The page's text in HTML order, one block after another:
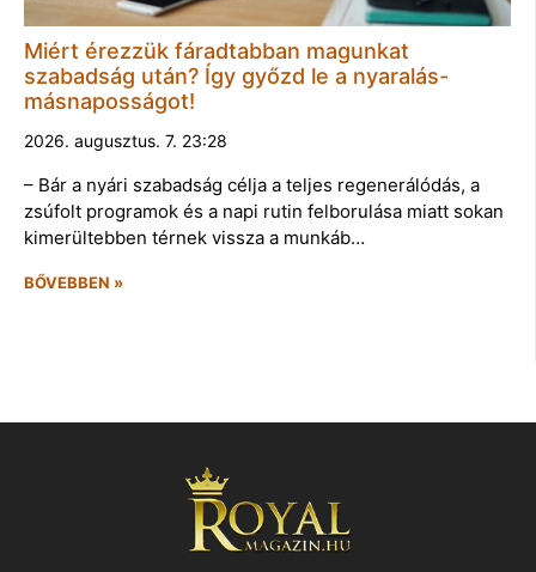
Miért érezzük fáradtabban magunkat
szabadság után? Így győzd le a nyaralás-
másnaposságot!
2026. augusztus. 7. 23:28
– Bár a nyári szabadság célja a teljes regenerálódás, a
zsúfolt programok és a napi rutin felborulása miatt sokan
kimerültebben térnek vissza a munkáb…
BŐVEBBEN »